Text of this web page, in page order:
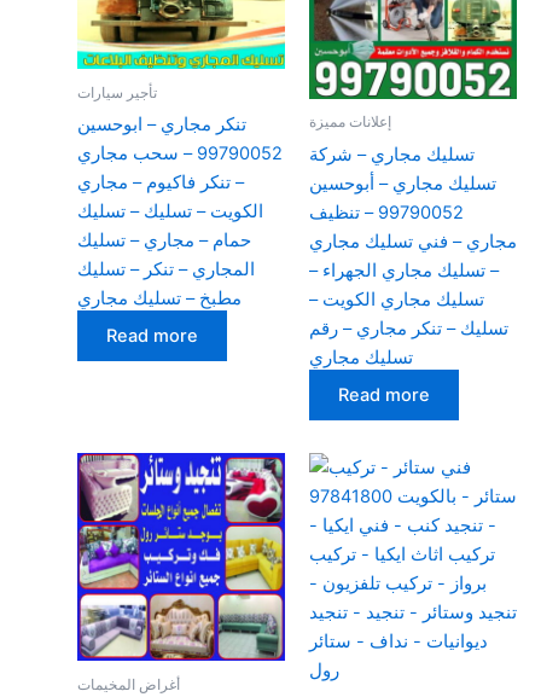
تأجير سيارات
تنكر مجاري – ابوحسين
99790052 – سحب مجاري
– تنكر فاكيوم – مجاري
الكويت – تسليك – تسليك
حمام – مجاري – تسليك
المجاري – تنكر – تسليك
مطبخ – تسليك مجاري
Read more
إعلانات مميزة
تسليك مجاري – شركة
تسليك مجاري – أبوحسين
99790052 – تنظيف
مجاري – فني تسليك مجاري
– تسليك مجاري الجهراء –
تسليك مجاري الكويت –
تسليك – تنكر مجاري – رقم
تسليك مجاري
Read more
أغراض المخيمات